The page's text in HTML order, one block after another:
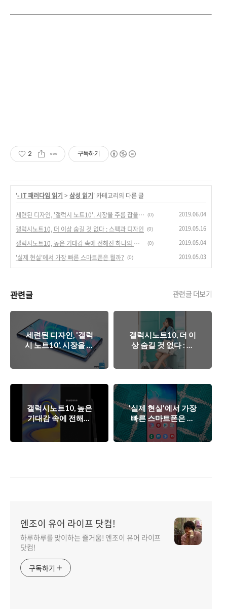
2 구독하기
'- IT 패러다임 읽기 > 삼성 읽기' 카테고리의 다른 글
세련된 디자인, '갤럭시 노트10'. 시장을 주름 잡을까? (0) 2019.06.04
갤럭시노트10, 더 이상 숨길 것 없다 : 스펙과 디자인 (0) 2019.05.16
갤럭시노트10, 높은 기대감 속에 전해진 하나의 오점. (0) 2019.05.04
'실제 현실'에서 가장 빠른 스마트폰은 뭘까? (0) 2019.05.03
관련글 관련글 더보기
세련된 디자인, '갤럭
시 노트10'. 시장을 주
름 잡을까?
갤럭시노트10, 더 이
상 숨길 것 없다 : 스
펙과 디자인
갤럭시노트10, 높은
기대감 속에 전해진
하나의 오점.
'실제 현실'에서 가장
빠른 스마트폰은 뭘
까?
엔조이 유어 라이프 닷컴!
하루하루를 맞이하는 즐거움! 엔조이 유어 라이프
닷컴!
구독하기